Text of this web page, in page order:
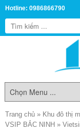
Hotline: 0986866790
Trang chủ » Khu đô thị
VSIP BẮC NINH »